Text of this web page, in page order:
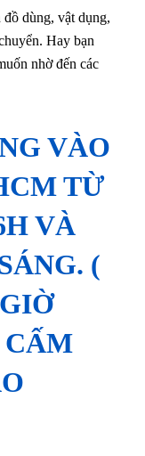
dùng, vật dụng,
Hay bạn
nhờ đến các
VÀO
TỪ
VÀ
(
CẤM